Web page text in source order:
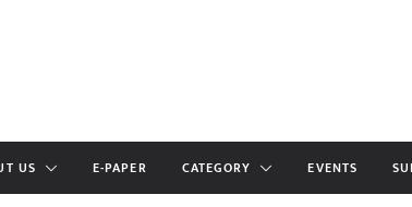
US E-PAPER CATEGORY EVENTS